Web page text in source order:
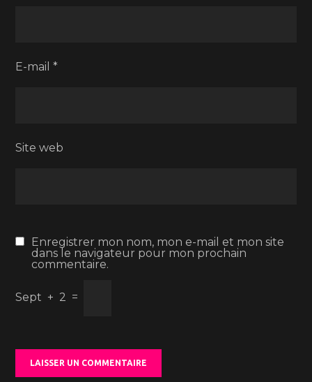
E-mail*
Site web
Enregistrer mon nom, mon e-mail et mon site
dans le navigateur pour mon prochain
commentaire.
Sept + 2 =